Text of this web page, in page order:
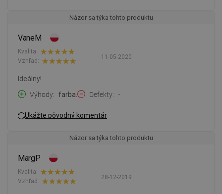
Názor sa týka tohto produktu
VaneM
11-05-2020
Kvalita:
Vzhľad:
Ideálny!
Výhody
farba. Defekty -
Ukážte pôvodný komentár
Názor sa týka tohto produktu
MargP
28-12-2019
Kvalita:
Vzhľad: